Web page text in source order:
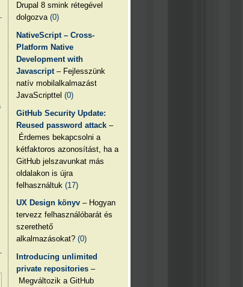
Drupal 8 smink rétegével
dolgozva(0)
NativeScript – Cross-
Platform Native
Development with
Javascript – Fejlesszünk
natív mobilalkalmazást
JavaScripttel(0)
GitHub Security Update:
Reused password attack –
Érdemes bekapcsolni a
kétfaktoros azonosítást, ha a
GitHub jelszavunkat más
oldalakon is újra
felhasználtuk(17)
UX Design könyv – Hogyan
tervezz felhasználóbarát és
szerethető
alkalmazásokat?(0)
Introducing unlimited
private repositories –
Megváltozik a GitHub